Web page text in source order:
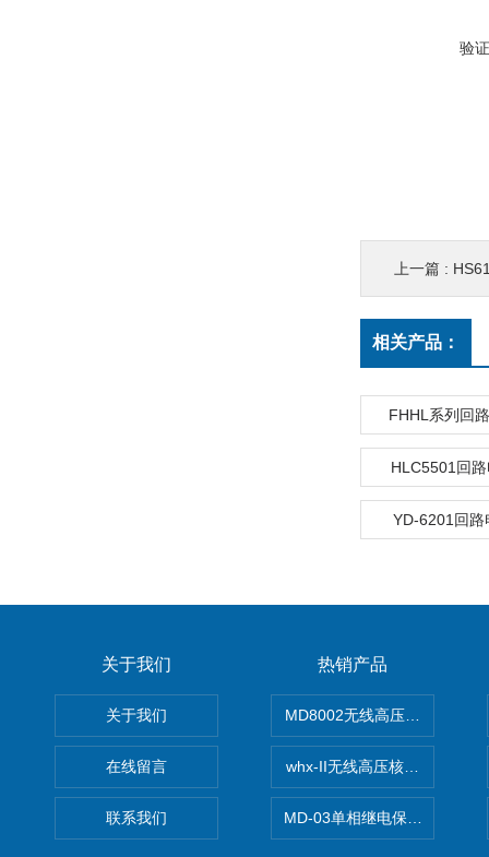
验
上一篇 :
相关产品：
FHHL系列回
HLC5501回
YD-6201回路
关于我们
关于我们
在线留言
联系我们
热销产品
MD8002无线高压核相仪
whx-II无线高压核相仪
MD-03单相继电保护测试仪价